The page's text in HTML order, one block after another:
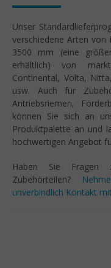
Unser
verschiedene Arten von
3500 mm (eine
erhältlich) von
Continental, Volta,
usw. Auch für
Antriebsriemen,
können Sie sich an
Produktpalette an und
hochwertigen Angebot
Haben Sie Fragen
Zubehörteilen?
unverbindlich Kontakt